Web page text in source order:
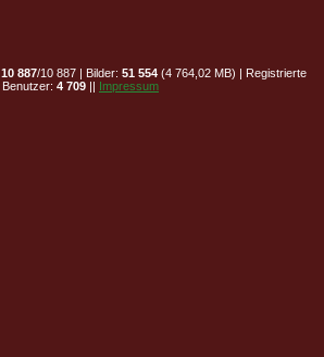
10 887/10 887 | Bilder: 51 554(4 764,02 MB) | Registrierte
Benutzer: 4 709 || Impressum